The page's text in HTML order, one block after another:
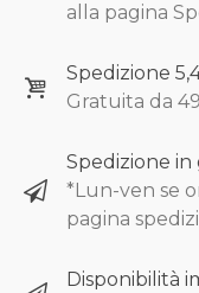
alla pagina
Spedizione
Gratuita da
Spedizione
*Lun-ven se
pagina
Disponibilità